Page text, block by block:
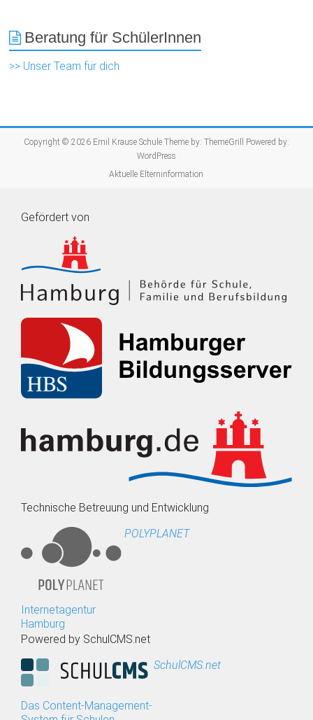
Beratung für SchülerInnen
>> Unser Team für dich
Copyright © 2026 Emil Krause SchuleTheme by: ThemeGrill
Powered by:
WordPress
Aktuelle Elterninformation
Gefördert von
Technische Betreuung und Entwicklung
POLYPLANET
Internetagentur
Hamburg
Powered by SchulCMS.net
SchulCMS.net
Das Content-Management-